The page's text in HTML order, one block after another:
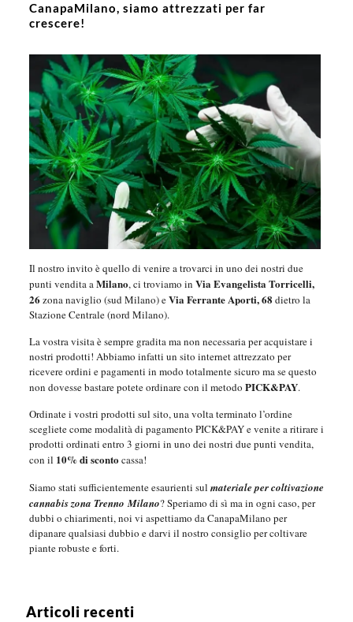
CanapaMilano, siamo attrezzati per far
crescere!
Il nostro invito è quello di venire a trovarci in uno dei nostri due
punti vendita aMilano, ci troviamo in Via Evangelista Torricelli,
26 zona naviglio (sud Milano) eVia Ferrante Aporti, 68 dietro la
Stazione Centrale (nord Milano).
La vostra visita è sempre gradita ma non necessaria per acquistare i
nostri prodotti! Abbiamo infatti un sito internet attrezzato per
ricevere ordini e pagamenti in modo totalmente sicuro ma se questo
non dovesse bastare potete ordinare con il metodo PICK&PAY.
Ordinate i vostri prodotti sul sito, una volta terminato l’ordine
scegliete come modalità di pagamento PICK&PAY e venite a ritirare i
prodotti ordinati entro 3 giorni in uno dei nostri due punti vendita,
con il 10% di sconto cassa!
Siamo stati sufficientemente esaurienti sul materiale per coltivazione
cannabis zona TrennoMilano?Speriamo di sì ma in ogni caso, per
dubbi o chiarimenti, noi vi aspettiamo da CanapaMilano per
dipanare qualsiasi dubbio e darvi il nostro consiglio per coltivare
piante robuste e forti.
Articoli recenti